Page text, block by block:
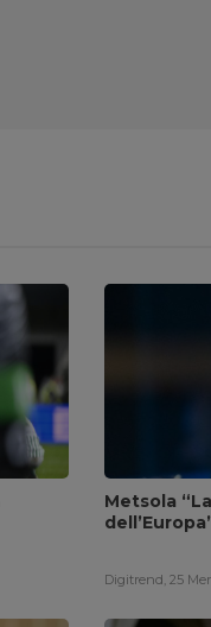
Metsola
Digitrend, 25